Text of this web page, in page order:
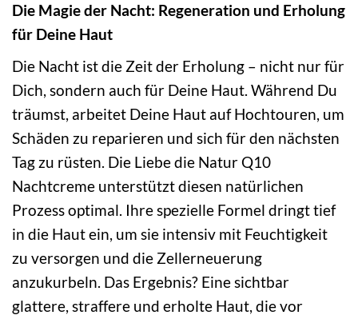
Die Magie der Nacht: Regeneration und Erholung
für Deine Haut
Die Nacht ist die Zeit der Erholung – nicht nur für
Dich, sondern auch für Deine Haut. Während Du
träumst, arbeitet Deine Haut auf Hochtouren, um
Schäden zu reparieren und sich für den nächsten
Tag zu rüsten. Die Liebe die Natur Q10
Nachtcreme unterstützt diesen natürlichen
Prozess optimal. Ihre spezielle Formel dringt tief
in die Haut ein, um sie intensiv mit Feuchtigkeit
zu versorgen und die Zellerneuerung
anzukurbeln. Das Ergebnis? Eine sichtbar
glattere, straffere und erholte Haut, die vor